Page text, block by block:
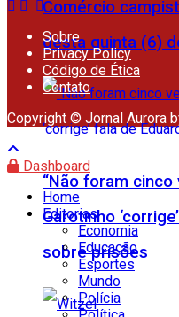
Comércio
desta quinta (6)
“Não foram
Garotinho
sobre prisões
Sobre
Privacy Policy
Código de Ética
Contato
Copyright © Jornal Aurora
Dashboard
Home
Editorias
Economia
Educação
Esportes
Mundo
Polícia